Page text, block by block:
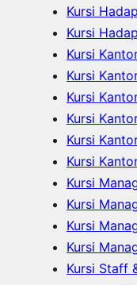
Kursi Hadap
Kursi
Kursi
Kursi
Kursi
Kursi
Kursi
Kursi
Kursi
Kursi
Kursi
Kursi
Kursi Staff